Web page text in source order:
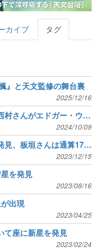
カイブ タグ
と天文監修の舞台裏
2025/12/16
藤川さん、岩本さん、西村さんがエドガー・ウィルソン賞を受賞
2024/10/09
西村さんが初の超新星発見、板垣さんは通算176個目の発見
2023/12/15
を発見
2023/08/16
出現
2023/04/25
て座に新星を発見
2023/02/24